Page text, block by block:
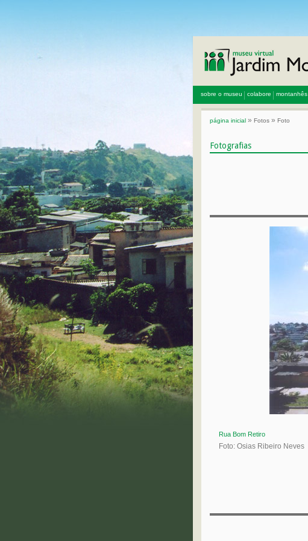
sobre o museu colabore montanhês
página inicial » Fotos » Foto
Fotografias
Rua Bom Retiro
Foto: Osias Ribeiro Neves